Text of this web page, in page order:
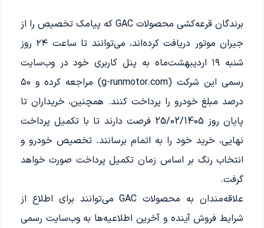
برندگان قرعه‌کشی محصولات GAC که پیامک تخصیص را از
جیران موتور دریافت کرده‌اند، می‌توانند تا ساعت ۲۴ روز
شنبه ۱۹ اردیبهشت‌ماه به پنل کاربری خود در وب‌سایت
رسمی این شرکت (g-runmotor.com) مراجعه کرده و ۵۰
درصد مبلغ خودرو را پرداخت کنند. همچنین، خریداران تا
پایان روز 25/02/1405 فرصت دارند تا با تکمیل پرداخت
نهایی، خرید خود را به اتمام برسانند. تخصیص خودرو و
انتخاب رنگ بر اساس زمان تکمیل پرداخت صورت خواهد
گرفت.
علاقه‌مندان به محصولات GAC می‌توانند برای اطلاع از
شرایط فروش آینده و آخرین اطلاعیه‌ها به وب‌سایت رسمی